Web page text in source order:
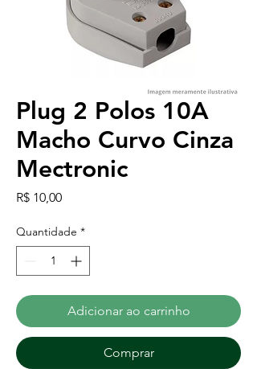
Plug 2 Polos 10A
Macho Curvo Cinza
Mectronic
R$ 10,00Preço
Quantidade *
Adicionar ao carrinho
Comprar